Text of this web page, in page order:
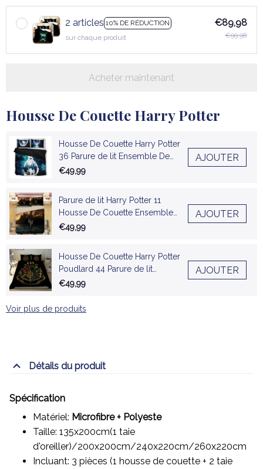
2 articles 10% DE RÉDUCTION
sur chaque produit
€89,98
€99,98
Acheter maintenant
Housse De Couette Harry Potter
Housse De Couette Harry Potter
36 Parure de lit Ensemble De
Literie
€49,99
AJOUTER
Parure de lit Harry Potter 11
Housse De Couette Ensemble
De Literie
€49,99
AJOUTER
Housse De Couette Harry Potter
Poudlard 44 Parure de lit
Ensemble De Literie
€49,99
AJOUTER
Voir plus de produits
Détails du produit
Spécification
Matériel: Microfibre + Polyeste
Taille: 135x200cm(1 taie
d'oreiller)/200x200cm/240x220cm/260x220cm
Incluant: 3 pièces (1 housse de couette + 2 taie